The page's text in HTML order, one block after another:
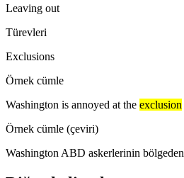
Leaving out
Türevleri
Exclusions
Örnek cümle
Washington is annoyed at the exclusion
Örnek cümle (çeviri)
Washington ABD askerlerinin bölgeden